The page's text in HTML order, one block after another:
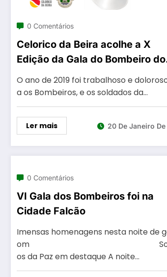
0 Comentários
Celorico da Beira acolhe a X
Edição da Gala do Bombeiro do
Distrito da Guarda
O ano de 2019 foi trabalhoso e
a os Bombeiros, e os soldados da…
Ler mais 20 De Janeiro
0 Comentários
VI Gala dos Bombeiros foi na
Cidade Falcão
Imensas homenagens nesta noite de
om
os da Paz em destaque A noite…